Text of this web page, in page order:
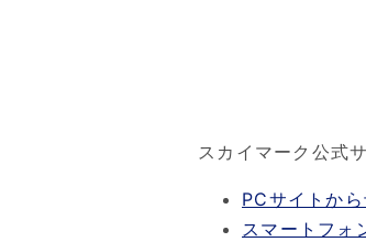
スカイマーク公式
PCサイトか
スマートフォ